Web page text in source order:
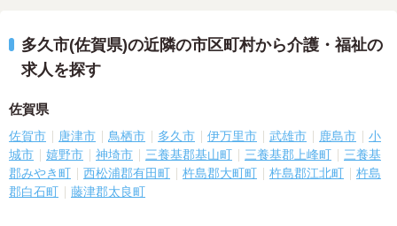
多久市(佐賀県)の近隣の市区町村から介護・福祉の
求人を探す
佐賀県
佐賀市 唐津市 鳥栖市 多久市 伊万里市 武雄市 鹿島市
小
城市
嬉野市 神埼市 三養基郡基山町 三養基郡上峰町
三養基
郡みやき町
西松浦郡有田町 杵島郡大町町 杵島郡江北町
杵島
郡白石町
藤津郡太良町